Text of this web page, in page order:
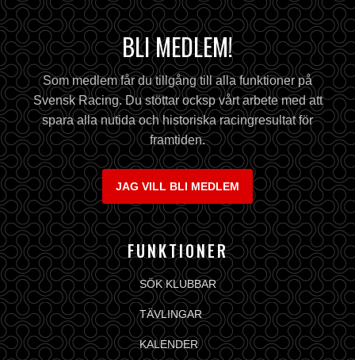
BLI MEDLEM!
Som medlem får du tillgång till alla funktioner på
Svensk Racing. Du stöttar ocksp vårt arbete med att
spara alla nutida och historiska racingresultat för
framtiden.
JAG VILL BLI MEDLEM
FUNKTIONER
SÖK KLUBBAR
TÄVLINGAR
KALENDER